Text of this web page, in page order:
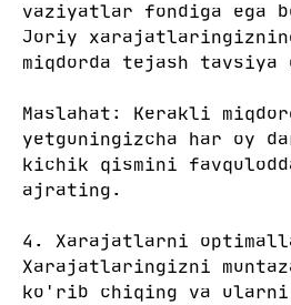
vaziyatlar fondiga ega
Joriy
miqdorda tejash
Maslahat: Kerakli
yetguningizcha har oy
kichik qismini
ajrating.
4. Xarajatlarni
Xarajatlaringizni
ko'rib chiqing va ularni